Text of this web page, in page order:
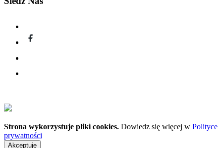
Strona wykorzystuje pliki cookies. Dowiedz się więcej w Polityce
prywatności
Akceptuję